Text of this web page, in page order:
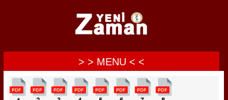
> > MENU < <